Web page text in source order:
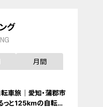
グ
月間
車旅｜愛知・蒲郡市
っと125kmの自転車